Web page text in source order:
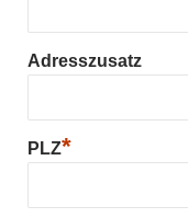
Adresszusatz
PLZ*